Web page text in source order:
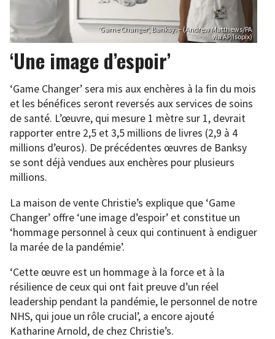
‘Game Changer’, Banksy. – (Andrew Matthews/PA
via AP/Isopix)
‘Une image d’espoir’
‘Game Changer’ sera mis aux enchères à la fin du mois
et les bénéfices seront reversés aux services de soins
de santé. L’œuvre, qui mesure 1 mètre sur 1, devrait
rapporter entre 2,5 et 3,5 millions de livres (2,9 à 4
millions d’euros). De précédentes œuvres de Banksy
se sont déjà vendues aux enchères pour plusieurs
millions.
La maison de vente Christie’s explique que ‘Game
Changer’ offre ‘une image d’espoir’ et constitue un
‘hommage personnel à ceux qui continuent à endiguer
la marée de la pandémie’.
‘Cette œuvre est un hommage à la force et à la
résilience de ceux qui ont fait preuve d’un réel
leadership pendant la pandémie, le personnel de notre
NHS, qui joue un rôle crucial’, a encore ajouté
Katharine Arnold, de chez Christie’s.